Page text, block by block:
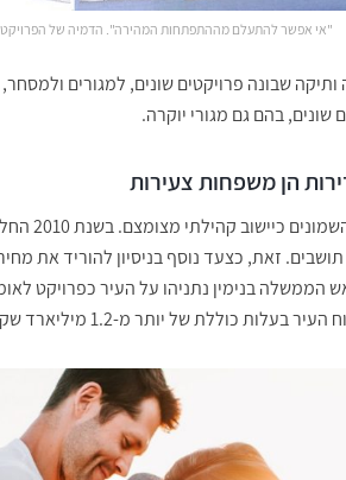
"אי אפשר להתעלם מההתפתחות המהירה". הדמיה של הפרויקט
שבונה פרויקטים שונים, למגורים
בהם גם מגורי יוקרה.
חריש
זאת, כצעד נוסף בניסיון להוריד את
2015 הכריז ראש הממשלה בנימין נתניהו על העיר
כוללת של יותר מ-1.2 מיליארד שקלים.